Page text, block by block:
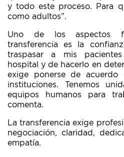
y todo este proceso. Para
como adultos”.
Uno de los aspectos
transferencia es la
traspasar a mis
hospital y de hacerlo en
exige ponerse de
instituciones. Tenemos
equipos humanos para
comenta.
La transferencia exige
negociación, claridad,
empatía.